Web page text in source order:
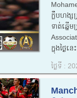
ក្លឹបហង្
ទាត់​ឆ្ន
ក្នុង​ថ្ងៃ​ន
ថ្ងៃទី :